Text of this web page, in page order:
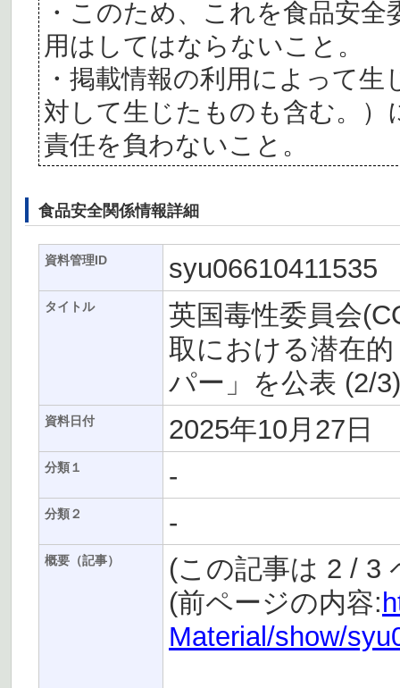
・このため、これを食品安
用はしてはならないこと。
・掲載情報の利用によって
対して生じたものも含む。
責任を負わないこと。
食品安全関係情報詳細
資料管理ID syu06610411535
タイトル
英国毒性委員会
取における潜在
パー」を公表 (2/3)
資料日付 2025年10月27日
分類１ -
分類２ -
概要（記事）
(この記事は 2 / 3
(前ページの内容:
Material/show/